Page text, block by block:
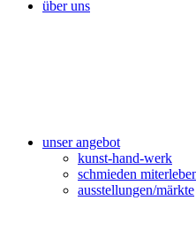
über uns
unser angebot
kunst-hand-werk
schmieden
ausstellungen/märkte